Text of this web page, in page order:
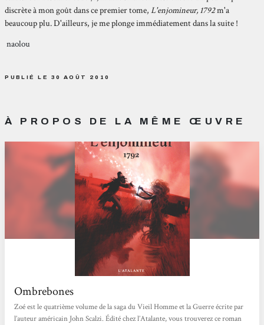
discrète à mon goût dans ce premier tome,L'enjomineur, 1792m'a
beaucoup plu. D'ailleurs, je me plonge immédiatement dans la suite !
naolou
PUBLIÉ LE 30 AOÛT 2010
À PROPOS DE LA MÊME ŒUVRE
Ombrebones
Zoé est le quatrième volume de la saga du Vieil Homme et la Guerre écrite par
l’auteur américain John Scalzi. Édité chez l’Atalante, vous trouverez ce roman